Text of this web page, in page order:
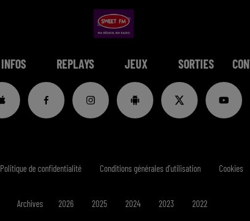
INFOS REPLAYS JEUX SORTIES
Politique de confidentialité Conditions générales d'utilisation Cookies
Archives 2026 2025 2024 2023 2022